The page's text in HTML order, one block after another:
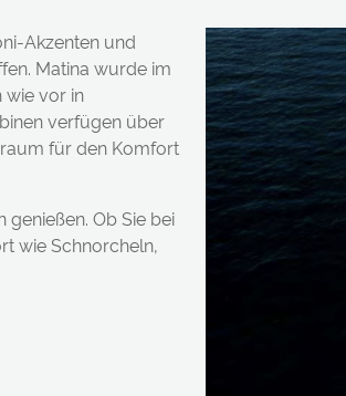
Akzenten und
Matina wurde im
vor in
verfügen über
für den Komfort
Ob Sie bei
wie Schnorcheln,